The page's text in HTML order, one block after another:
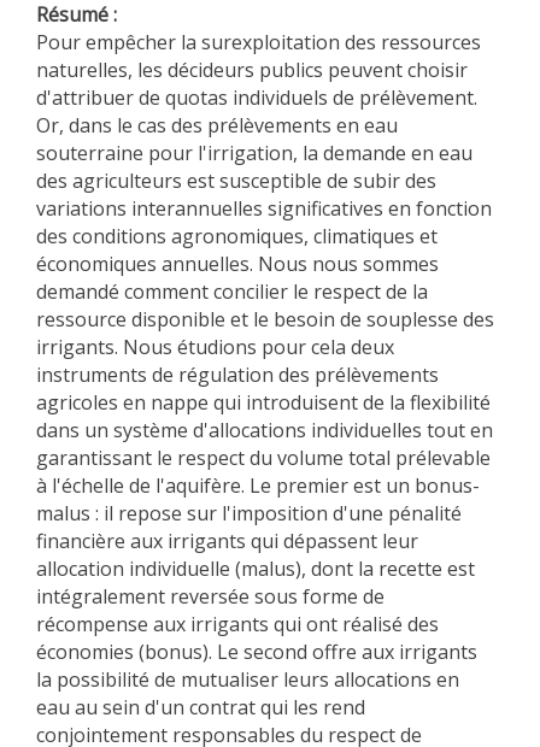
THEMATIC NOTES
FOR THE PUBLIC
Résumé :
Pour empêcher la surexploitation des ressources
naturelles, les décideurs publics peuvent choisir
d'attribuer de quotas individuels de prélèvement.
Or, dans le cas des prélèvements en eau
souterraine pour l'irrigation, la demande en eau
des agriculteurs est susceptible de subir des
variations interannuelles significatives en fonction
des conditions agronomiques, climatiques et
économiques annuelles. Nous nous sommes
demandé comment concilier le respect de la
ressource disponible et le besoin de souplesse des
irrigants. Nous étudions pour cela deux
instruments de régulation des prélèvements
agricoles en nappe qui introduisent de la flexibilité
dans un système d'allocations individuelles tout en
garantissant le respect du volume total prélevable
à l'échelle de l'aquifère. Le premier est un bonus-
malus : il repose sur l'imposition d'une pénalité
financière aux irrigants qui dépassent leur
allocation individuelle (malus), dont la recette est
intégralement reversée sous forme de
récompense aux irrigants qui ont réalisé des
économies (bonus). Le second offre aux irrigants
la possibilité de mutualiser leurs allocations en
eau au sein d'un contrat qui les rend
conjointement responsables du respect de